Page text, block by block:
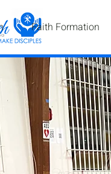
Faith Formation